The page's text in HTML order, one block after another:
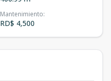
Mantenimiento:
RD$ 4,500